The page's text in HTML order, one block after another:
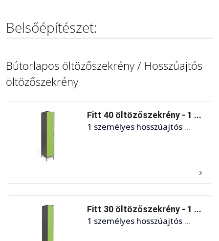
Belsőépítészet:
Bútorlapos öltözőszekrény / Hosszúajtós
öltözőszekrény
Fitt 40 öltözőszekrény - 1 ...
1 személyes hosszúajtós ...
Fitt 30 öltözőszekrény - 1 ...
1 személyes hosszúajtós ...